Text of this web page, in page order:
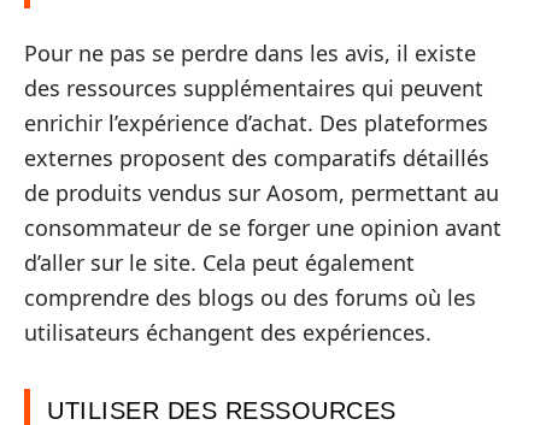
Pour ne pas se perdre dans les avis, il existe
des ressources supplémentaires qui peuvent
enrichir l’expérience d’achat. Des plateformes
externes proposent des comparatifs détaillés
de produits vendus sur Aosom, permettant au
consommateur de se forger une opinion avant
d’aller sur le site. Cela peut également
comprendre des blogs ou des forums où les
utilisateurs échangent des expériences.
UTILISER DES RESSOURCES